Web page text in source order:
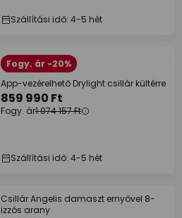
Szállítási idő: 4-5 hét
Fogy. ár -20%
App-vezérelhető Drylight csillár kültérre
859 990 Ft
Fogy. ár1 074 157 Ft
Szállítási idő: 4-5 hét
Csillár Angelis damaszt ernyővel 8-
izzós arany